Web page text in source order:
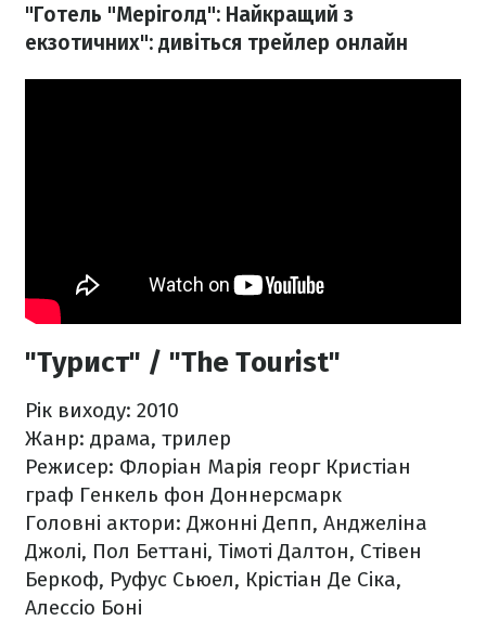
"Готель "Меріголд": Найкращий з
екзотичних": дивіться трейлер онлайн
"Турист" / "The Tourist"
Рік виходу: 2010
Жанр: драма, трилер
Режисер: Флоріан Марія георг Кристіан
граф Генкель фон Доннерсмарк
Головні актори: Джонні Депп, Анджеліна
Джолі, Пол Беттані, Тімоті Далтон, Стівен
Беркоф, Руфус Сьюел, Крістіан Де Сіка,
Алессіо Боні